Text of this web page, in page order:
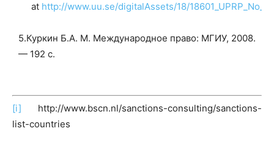
at http://www.uu.se/digitalAssets/18/
5.Куркин Б.А. М. Международное право: МГИУ, 2008.
— 192 с.
[i] http://www.bscn.nl/sanctions-consulting/sanctions-
list-countries